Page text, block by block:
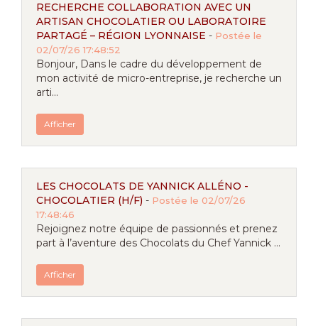
RECHERCHE COLLABORATION AVEC UN
ARTISAN CHOCOLATIER OU LABORATOIRE
PARTAGÉ – RÉGION LYONNAISE - Postée le
02/07/26 17:48:52
Bonjour, Dans le cadre du développement de
mon activité de micro-entreprise, je recherche un
arti...
Afficher
LES CHOCOLATS DE YANNICK ALLÉNO -
CHOCOLATIER (H/F) - Postée le 02/07/26
17:48:46
Rejoignez notre équipe de passionnés et prenez
part à l’aventure des Chocolats du Chef Yannick ...
Afficher